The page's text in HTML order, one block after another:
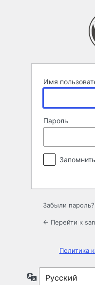
Имя
Пароль
Забыли пароль?
← Перейти к
Политика
Язык